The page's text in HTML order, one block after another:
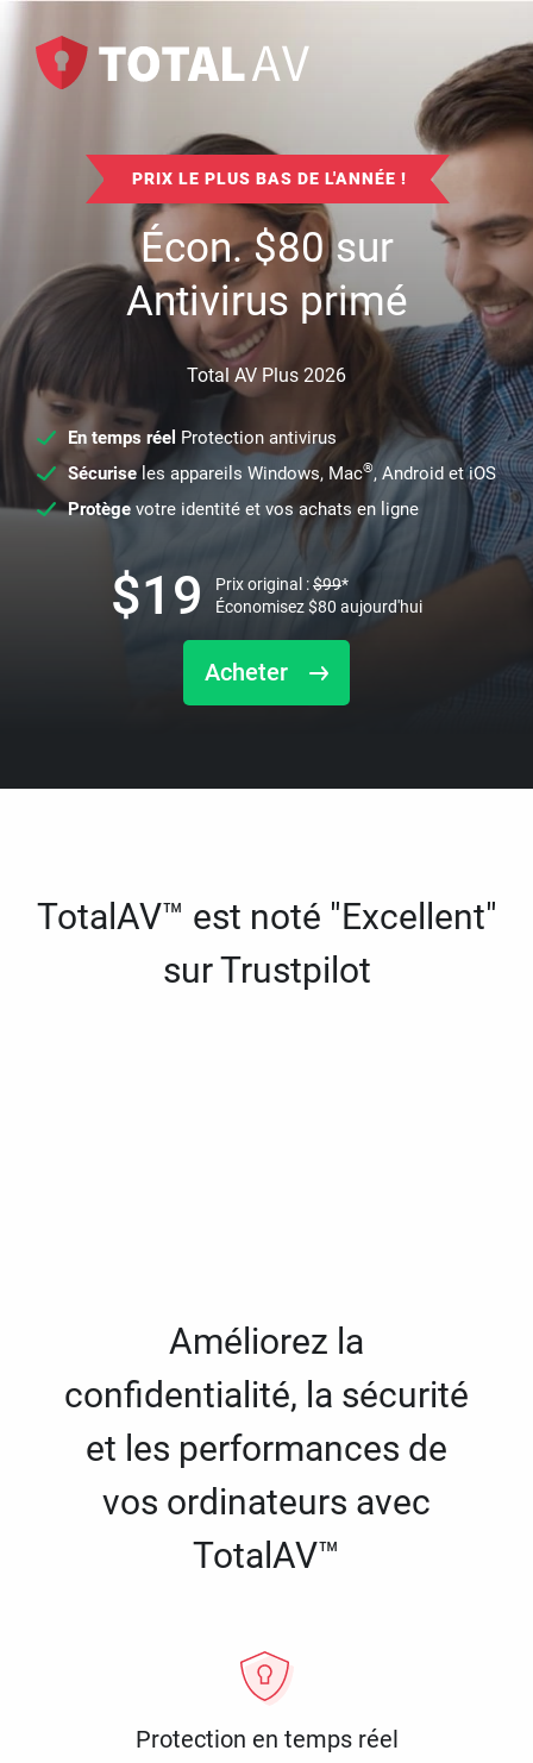
PRIX LE PLUS BAS DE L'ANNÉE !
Écon.$80sur
Antivirus primé
Total AV Plus 2026
En temps réel Protection antivirus
Sécuriseles appareils Windows, Mac®, Android et iOS
Protège votre identité et vos achats en ligne
Acheter
$19 Prix original :$99*
Économisez$80 aujourd'hui
TotalAV™ est noté "Excellent"
sur Trustpilot
Améliorez la
confidentialité, la sécurité
et les performances de
vos ordinateurs avec
TotalAV™
Protection en temps réel